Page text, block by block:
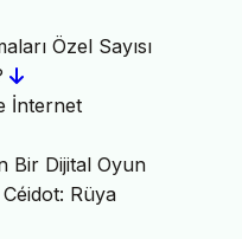
Özel Sayısı
İnternet
Bir Dijital Oyun
Rüya